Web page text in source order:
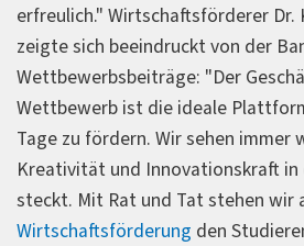
erfreulich." Wirtschaftsförderer Dr.
zeigte sich beeindruckt von der
Wettbewerbsbeiträge: "Der
Wettbewerb ist die ideale
Tage zu fördern. Wir sehen immer
Kreativität und Innovationskraft in
steckt. Mit Rat und Tat stehen wir
Wirtschaftsförderung den